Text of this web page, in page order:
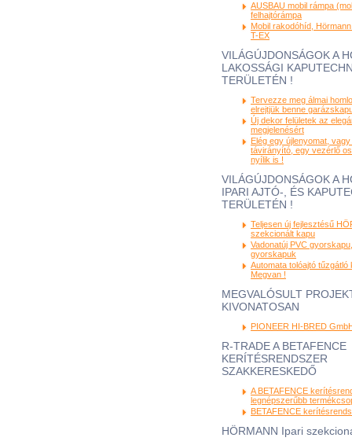
AUSBAU mobil rámpa
felhajtórámpa
Mobil rakodóhíd,
T-EX
VILÁGÚJDONSÁGOK A
LAKOSSÁGI
TERÜLETÉN !
Tervezze meg álmai
elrejtjük benne
Új dekor felületek az
megjelenésért
Elég egy újlenyomat,
távirányító, egy vezérlő
nyílik is !
VILÁGÚJDONSÁGOK A
IPARI AJTÓ-, ÉS
TERÜLETÉN !
Teljesen új fejlesztésű
szekcionált kapu
Vadonatúj PVC
gyorskapuk
Automata tolóajtó tűzgátló
Megvan !
MEGVALÓSULT
KIVONATOSAN
PIONEER HI-BRED
R-TRADE A BETAFENCE
KERÍTÉSRENDSZER
SZAKKERESKEDŐ
A BETAFENCE
legnépszerűbb
BETAFENCE
HÖRMANN Ipari